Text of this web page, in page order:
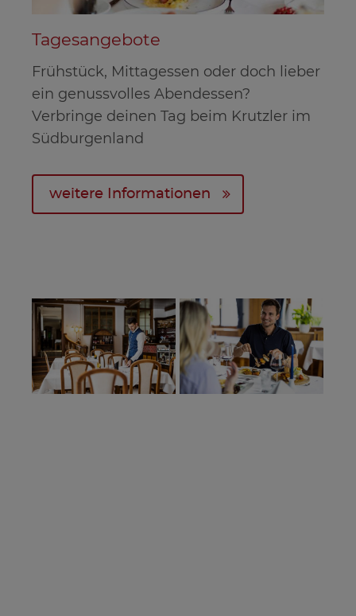
Tagesangebote
Frühstück, Mittagessen oder doch lieber
ein genussvolles Abendessen?
Verbringe deinen Tag beim Krutzler im
Südburgenland
weitere Informationen